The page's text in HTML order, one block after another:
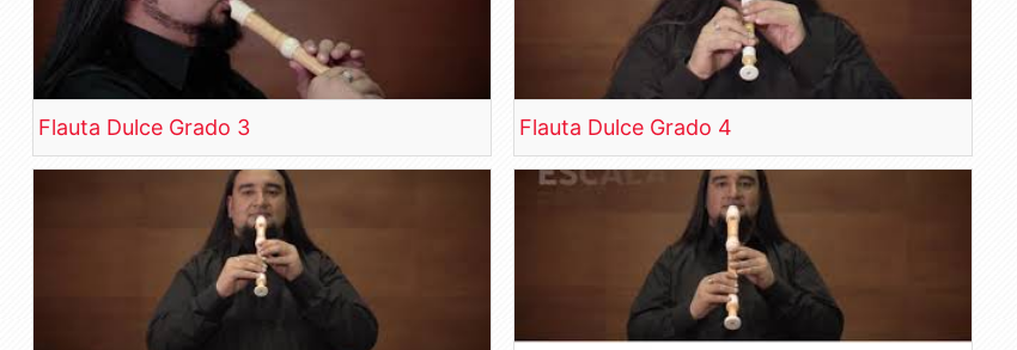
Flauta Dulce Grado 3 Flauta Dulce Grado 4